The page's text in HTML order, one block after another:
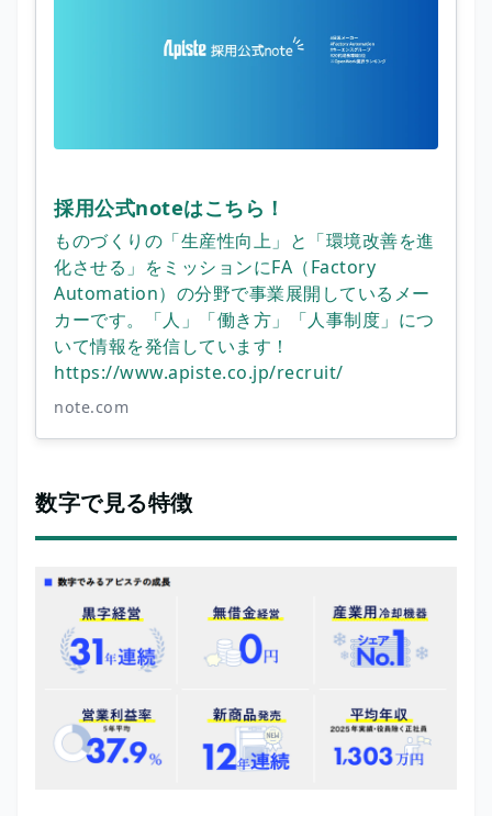
採用公式noteはこちら！
ものづくりの「生産性向上」と「環境改善を進
化させる」をミッションにFA（Factory
Automation）の分野で事業展開しているメー
カーです。「人」「働き方」「人事制度」につ
いて情報を発信しています！
https://www.apiste.co.jp/recruit/
note.com
数字で見る特徴